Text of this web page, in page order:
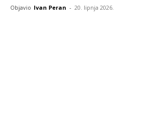
Objavio Ivan Peran - 20. lipnja 2026.